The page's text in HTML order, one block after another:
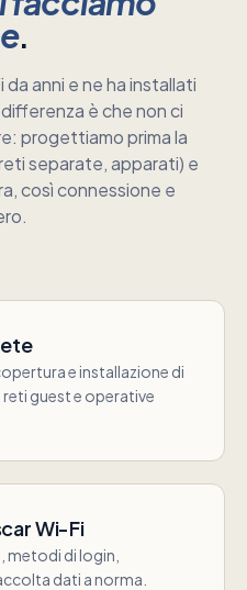
.
anni e ne ha installati
è che non ci
progettiamo prima la
separate, apparati) e
così connessione e
e installazione di
guest e operative
Wi-Fi
di login,
dati a norma.